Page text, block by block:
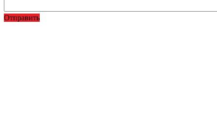
Отправить